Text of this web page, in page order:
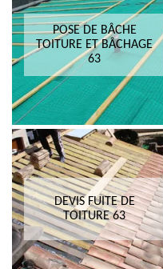
POSE DE BÂCHE
TOITURE ET BÂCHAGE
63
DEVIS FUITE DE
TOITURE 63